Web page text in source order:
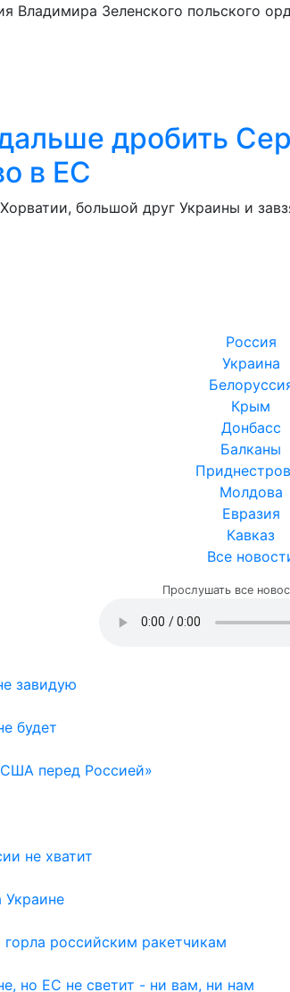
Владимира Зеленского польского
дробить
в ЕС
большой друг Украины и
Россия
Украина
Крым
Донбасс
Балканы
Молдова
Евразия
Кавказ
Все
Прослушать все
завидую
будет
перед Россией»
не хватит
Украине
российским ракетчикам
но ЕС не светит - ни вам, ни нам